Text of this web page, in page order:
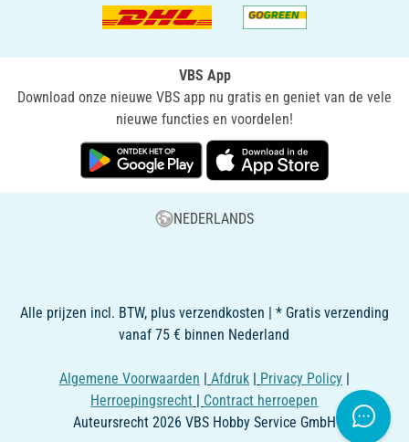
VBS App
Download onze nieuwe VBS app nu gratis en geniet van de vele
nieuwe functies en voordelen!
NEDERLANDS
Alle prijzen incl. BTW, plus verzendkosten | * Gratis verzending
vanaf 75 € binnen Nederland
Algemene Voorwaarden | Afdruk | Privacy Policy |
Herroepingsrecht | Contract herroepen
Auteursrecht 2026 VBS Hobby Service GmbH